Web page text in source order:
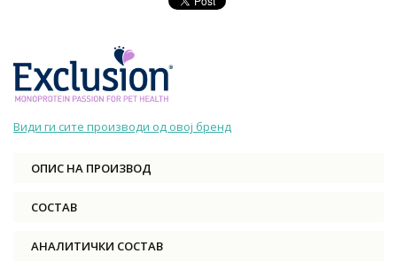
Види ги сите производи од овој бренд
ОПИС НА ПРОИЗВОД
СОСТАВ
АНАЛИТИЧКИ СОСТАВ